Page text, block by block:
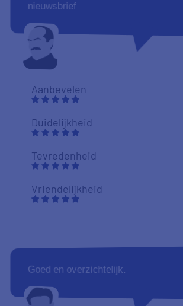
nieuwsbrief
Aanbevelen
Duidelijkheid
Tevredenheid
Vriendelijkheid
Goed en overzichtelijk.